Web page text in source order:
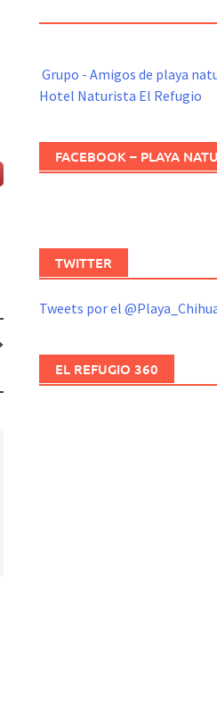
Grupo - Amigos de playa
Hotel Naturista El Refugio
FACEBOOK – PLAYA
TWITTER
Tweets por el
EL REFUGIO 360